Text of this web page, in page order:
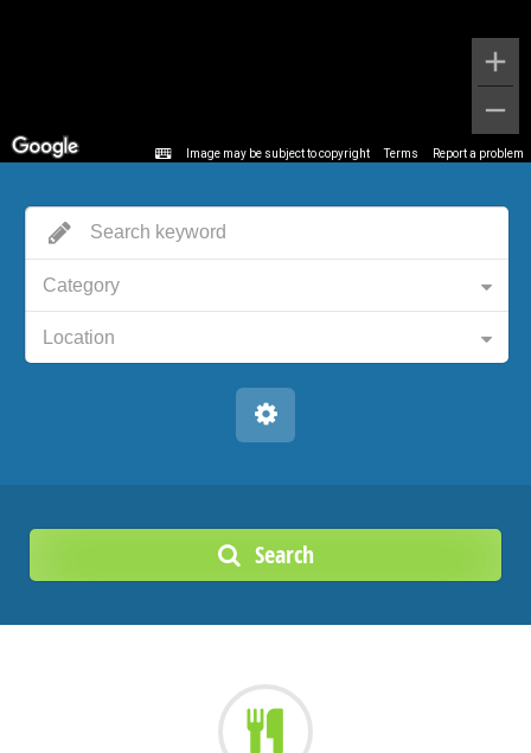
Image may be subject to copyright Terms Report a problem
Category
Location
Search